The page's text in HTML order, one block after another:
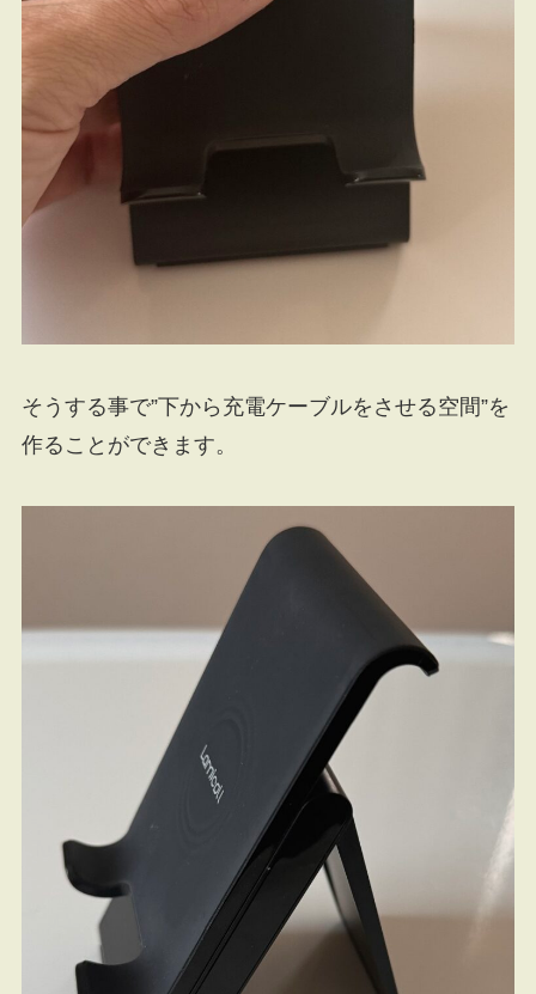
そうする事で”下から充電ケーブルをさせる空間”を
作ることができます。